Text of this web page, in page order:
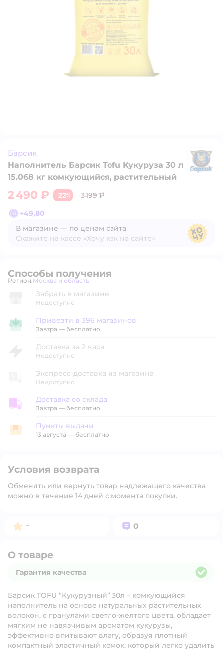
Барсик
Наполнитель Барсик Tofu Кукуруза 30 л
15.068 кг комкующийся, растительный
2 490 ₽ −22%
3 199 ₽
+49,80
В магазине — по ценам сайта
Скажите на кассе «Хочу как на сайте»
Способы получения
Регион: Выбор адреса доставки.
Москва и область
Забрать в магазине
Недоступно
Привезти в магазин
Привезти в 396 магазинов
Завтра — бесплатно
Доставка за 2 часа
Недоступно
Экспресс-доставка из магазина
Недоступно
Доставка со склада
Доставка со склада
Завтра — бесплатно
Пункты выдачи
Пункты выдачи
13 августа — бесплатно
Условия возврата
Обменять или вернуть товар надлежащего качества
можно в течение 14 дней с момента покупки.
Рейтинг:
– Вопросов:
0
О товаре
Гарантия качества
Барсик TOFU “Кукурузный” 30л – комкующийся
наполнитель на основе натуральных растительных
волокон, с гранулами светло-желтого цвета, обладает
мягким не навязчивым ароматом кукурузы,
эффективно впитывают влагу, образуя плотный
компактный эластичный комок, который легко удалить